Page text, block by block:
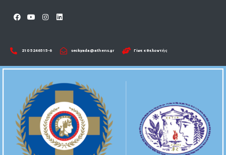
210 5246515-6​ seckyada@athens.gr Γίνε εθελοντής